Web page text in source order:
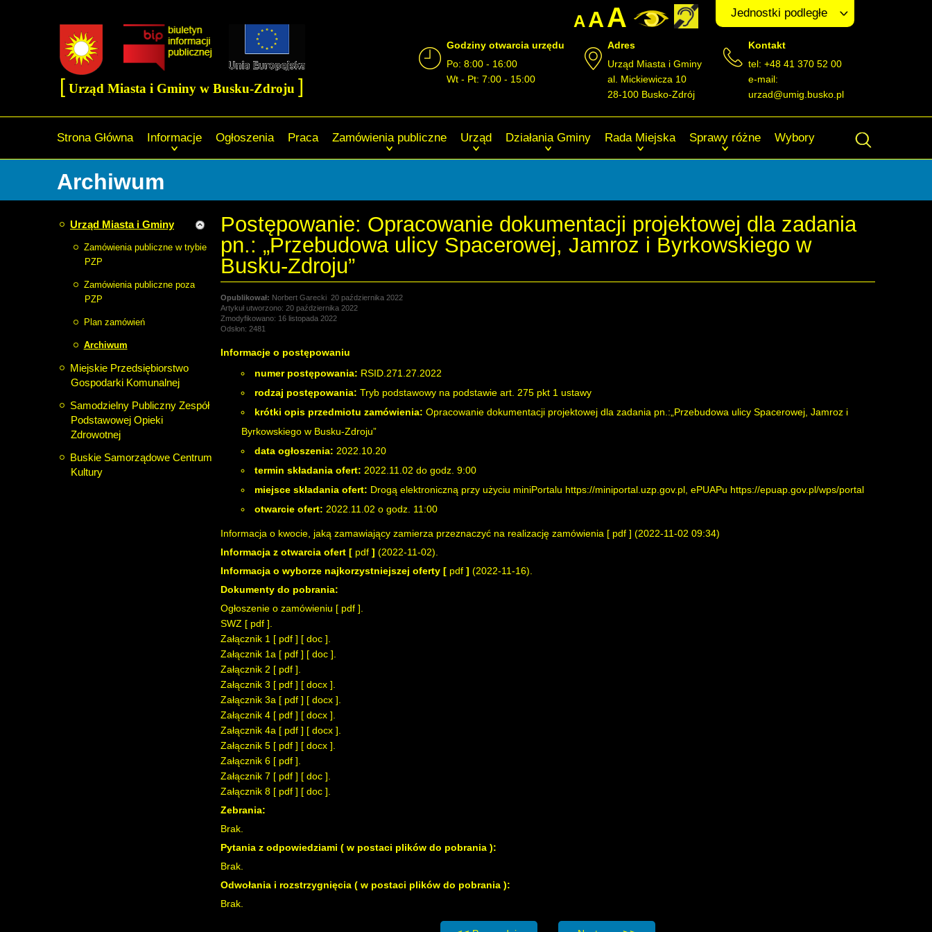
AAA Jednostki podległe
[ Urząd Miasta i Gminy w Busku-Zdroju ]
Godziny otwarcia urzędu
Po: 8:00 - 16:00
Wt - Pt: 7:00 - 15:00
Adres
Urząd Miasta i Gminy
al. Mickiewicza 10
28-100 Busko-Zdrój
Kontakt
tel: +48 41 370 52 00
e-mail:
urzad@umig.busko.pl
Strona Główna Informacje Ogłoszenia Praca Zamówienia publiczne Urząd Działania Gminy Rada Miejska Sprawy różne Wybory
Urząd Miasta i Gminy
Zamówienia publiczne w trybie
PZP
Zamówienia publiczne poza
PZP
Plan zamówień
Archiwum
Miejskie Przedsiębiorstwo
Gospodarki Komunalnej
Samodzielny Publiczny Zespół
Podstawowej Opieki
Zdrowotnej
Buskie Samorządowe Centrum
Kultury
Archiwum
Postępowanie: Opracowanie dokumentacji projektowej dla zadania
pn.: „Przebudowa ulicy Spacerowej, Jamroz i Byrkowskiego w
Busku-Zdroju”
Norbert Garecki 20 października 2022
Artykuł utworzono: 20 października 2022
Zmodyfikowano: 16 listopada 2022
Odsłon: 2481
Informacje o postępowaniu
numer postępowania: RSID.271.27.2022
rodzaj postępowania: Tryb podstawowy na podstawie art. 275 pkt 1 ustawy
krótki opis przedmiotu zamówienia: Opracowanie dokumentacji projektowej dla zadania pn.:„Przebudowa ulicy Spacerowej, Jamroz i
Byrkowskiego w Busku-Zdroju”
data ogłoszenia: 2022.10.20
termin składania ofert: 2022.11.02 do godz. 9:00
miejsce składania ofert: Drogą elektroniczną przy użyciu miniPortalu https://miniportal.uzp.gov.pl , ePUAPu https://epuap.gov.pl/wps/portal
otwarcie ofert: 2022.11.02 o godz. 11:00
Informacja o kwocie, jaką zamawiający zamierza przeznaczyć na realizację zamówienia [ pdf ] (2022-11-02 09:34)
Informacja z otwarcia ofert [ pdf ] (2022-11-02).
Informacja o wyborze najkorzystniejszej oferty [ pdf ] (2022-11-16).
Dokumenty do pobrania:
Ogłoszenie o zamówieniu [ pdf ].
SWZ [ pdf ].
Załącznik 1 [ pdf ] [ doc ].
Załącznik 1a [ pdf ] [ doc ].
Załącznik 2 [ pdf ].
Załącznik 3 [ pdf ] [ docx ].
Załącznik 3a [ pdf ] [ docx ].
Załącznik 4 [ pdf ] [ docx ].
Załącznik 4a [ pdf ] [ docx ].
Załącznik 5 [ pdf ] [ docx ].
Załącznik 6 [ pdf ].
Załącznik 7 [ pdf ] [ doc ].
Załącznik 8 [ pdf ] [ doc ].
Zebrania:
Brak.
Pytania z odpowiedziami ( w postaci plików do pobrania ):
Brak.
Odwołania i rozstrzygnięcia ( w postaci plików do pobrania ):
Brak.